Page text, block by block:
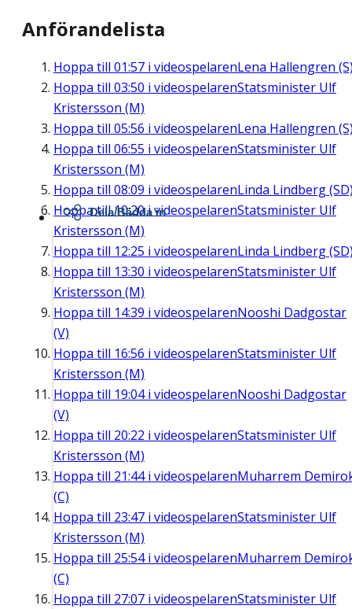
Anförandelista
Hoppa till 01:57 i videospelarenLena Hallengren
Hoppa till 03:50 i videospelarenStatsminister Ulf
Kristersson (M)
Hoppa till 05:56 i videospelarenLena Hallengren
Hoppa till 06:55 i videospelarenStatsminister Ulf
Kristersson (M)
Hoppa till 08:09 i videospelarenLinda Lindberg
Hoppa till10:20i videospelarenStatsminister Ulf
Kristersson (M)
Hoppa till 12:25 i videospelarenLinda Lindberg
Hoppa till 13:30 i videospelarenStatsminister Ulf
Kristersson (M)
Hoppa till 14:39 i videospelarenNooshi Dadgostar
(V)
Hoppa till 16:56 i videospelarenStatsminister Ulf
Kristersson (M)
Hoppa till 19:04i videospelarenNooshi Dadgostar
(V)
Hoppa till 20:22 i videospelarenStatsminister Ulf
Kristersson (M)
Hoppa till 21:44i videospelarenMuharrem
(C)
Hoppa till 23:47 i videospelarenStatsminister Ulf
Kristersson (M)
Hoppa till 25:54i videospelarenMuharrem
(C)
Hoppa till 27:07 i videospelarenStatsminister Ulf
Dela/Bädda in